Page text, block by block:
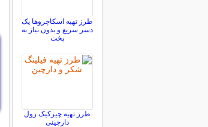
طرز تهیه اسکاچروها یک
دسر سریع و بدون نیاز به
پخت
طرز تهیه چیزکیک رول
دارچینی